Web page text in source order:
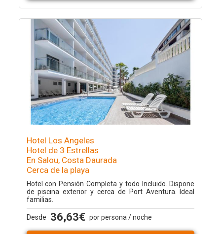
Hotel Los Angeles
Hotel de 3 Estrellas
En Salou, Costa Daurada
Cerca de la playa
Hotel con Pensión Completa y todo Incluido. Dispone
de piscina exterior y cerca de Port Aventura. Ideal
familias.
Desde 36,63€ por persona / noche